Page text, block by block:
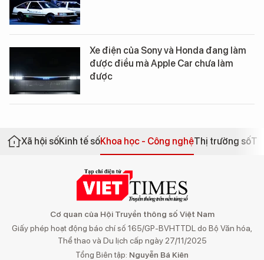
Xe điện của Sony và Honda đang làm
được điều mà Apple Car chưa làm
được
Xã hội sốKinh tế sốKhoa học - Công nghệThị trường số
Cơ quan của Hội Truyền thông số Việt Nam
Giấy phép hoạt động báo chí số 165/GP-BVHTTDL do Bộ Văn hóa,
Thể thao và Du lịch cấp ngày 27/11/2025
Tổng Biên tập: Nguyễn Bá Kiên